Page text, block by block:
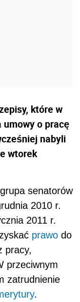
które w
umowy o pracę
nabyli
wtorek
senatorów
2010 r.
2011 r.
prawo do
pracy,
przeciwnym
zatrudnienie
.